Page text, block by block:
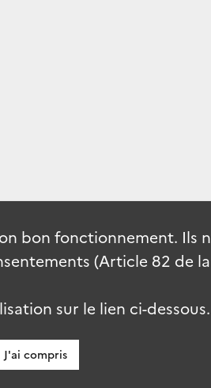
bon fonctionnement. Ils
(Article 82 de
sur le lien ci-dessous.
J'ai compris